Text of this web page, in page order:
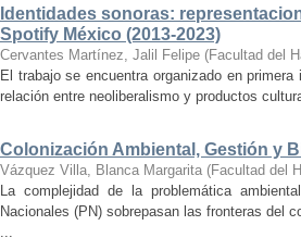
Identidades sonoras:
Spotify México (2013-2023)
Cervantes Martínez, Jalil Felipe (Facultad del
El trabajo se encuentra organizado en
relación entre neoliberalismo y productos
Colonización Ambiental, Gestión y
Vázquez Villa, Blanca Margarita (Facultad del
La complejidad de la problemática
Nacionales (PN) sobrepasan las fronteras del
...